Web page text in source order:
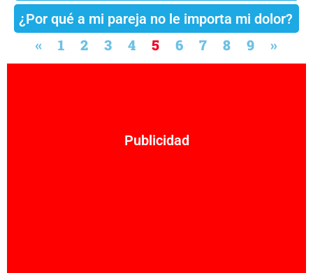
¿Por qué a mi pareja no le importa mi dolor?
« 1 2 3 4 5 6 7 8 9 »
Publicidad